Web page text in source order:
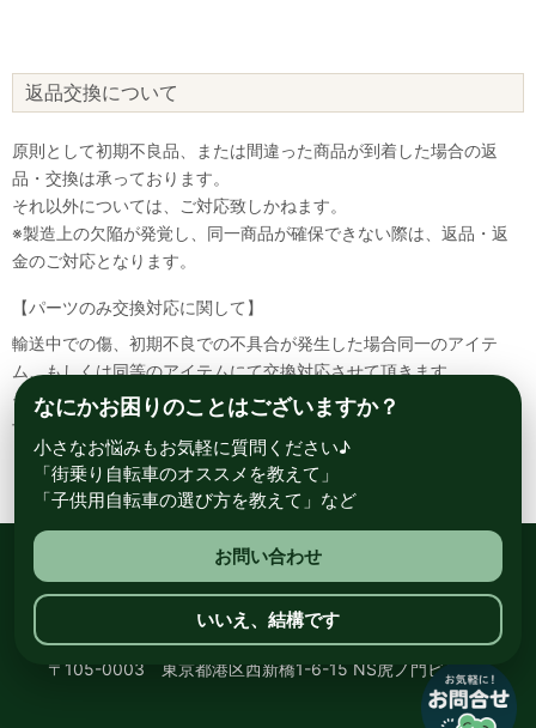
返品交換について
原則として初期不良品、または間違った商品が到着した場合の返
品・交換は承っております。
それ以外については、ご対応致しかねます。
※製造上の欠陥が発覚し、同一商品が確保できない際は、返品・返
金のご対応となります。
【パーツのみ交換対応に関して】
輸送中での傷、初期不良での不具合が発生した場合同一のアイテ
ム、もしくは同等のアイテムにて交換対応させて頂きます。
その場合該当部品を着払いにて返送して頂く必要が御座いますので
予めご了承ください。
総合自転車専門店 サイクルスポット ル・サイク
〒105-0003 東京都港区西新橋1-6-15 NS虎ノ門ビル8階
なにかお困りのことはございますか？
小さなお悩みもお気軽に質問ください♪
「街乗り自転車のオススメを教えて」
「子供用自転車の選び方を教えて」など
お問い合わせ
いいえ、結構です